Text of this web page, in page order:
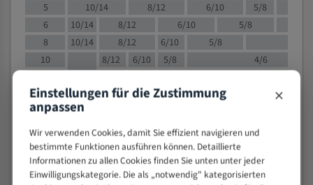
5
10/14 8/12 6/10
5/8
6
10/14 8/12 6/10
5/8
8
10/14 8/12 6/10 5/8
10
8/12 6/10 5/8
4/6
15
8/12 6/10
4/5
20
30
4/5
50
80
Einstellungen für die Zustimmung
anpassen ×
Wir verwenden Cookies, damit Sie effizient navigieren und
bestimmte Funktionen ausführen können. Detaillierte
Informationen zu allen Cookies finden Sie unten unter jeder
Einwilligungskategorie. Die als „notwendig" kategorisierten